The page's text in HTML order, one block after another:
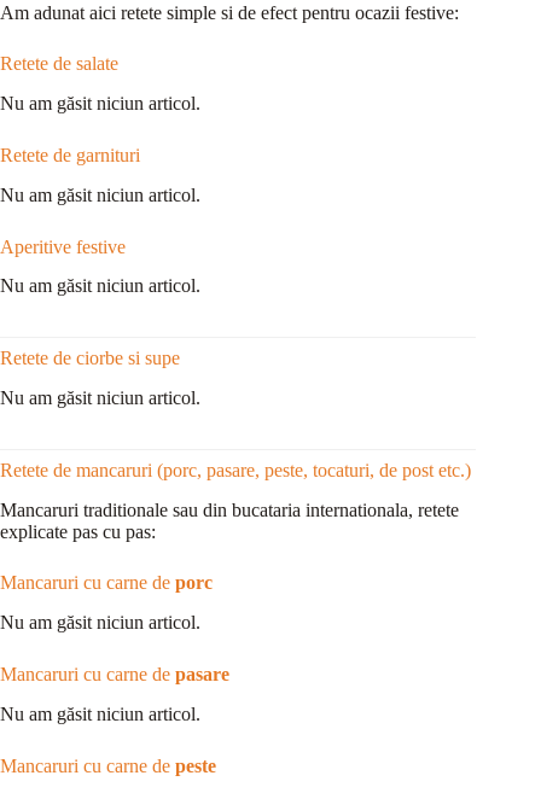
Am adunat aici retete simple si de efect pentru ocazii festive:
Retete de salate
Nu am găsit niciun articol.
Retete de garnituri
Nu am găsit niciun articol.
Aperitive festive
Nu am găsit niciun articol.
Retete de ciorbe si supe
Nu am găsit niciun articol.
Retete de mancaruri (porc, pasare, peste, tocaturi, de post etc.)
Mancaruri traditionale sau din bucataria internationala, retete
explicate pas cu pas:
Mancaruri cu carne de porc
Nu am găsit niciun articol.
Mancaruri cu carne de pasare
Nu am găsit niciun articol.
Mancaruri cu carne de peste